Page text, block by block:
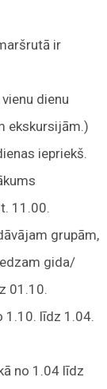
ir
dienu
ekskursijām.)
iepriekš.
11.00.
grupām,
gida/
01.10.
1.10. līdz 1.04.
no 1.04 līdz